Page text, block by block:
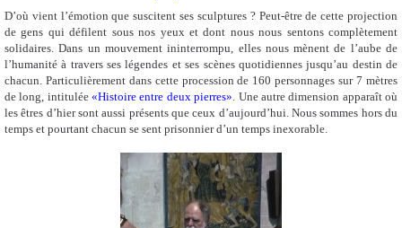
D’où vient l’émotion que suscitent ses sculptures ? Peut-être de cette projection
de gens qui défilent sous nos yeux et dont nous nous sentons complètement
solidaires. Dans un mouvement ininterrompu, elles nous mènent de l’aube de
l’humanité à travers ses légendes et ses scènes quotidiennes jusqu’au destin de
chacun. Particulièrement dans cette procession de 160 personnages sur 7 mètres
de long, intitulée«Histoire entre deux pierres» . Une autre dimension apparaît où
les êtres d’hier sont aussi présents que ceux d’aujourd’hui. Nous sommes hors du
temps et pourtant chacun se sent prisonnier d’un temps inexorable.